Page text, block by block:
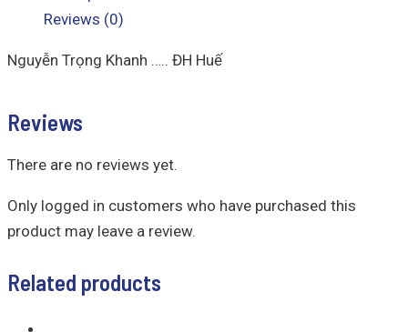
Reviews (0)
Nguyễn Trọng Khanh ….. ĐH Huế
Reviews
There are no reviews yet.
Only logged in customers who have purchased this
product may leave a review.
Related products